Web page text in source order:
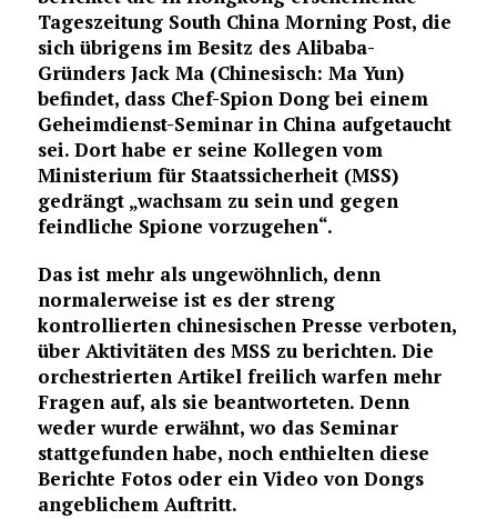
Tageszeitung South China Morning Post, die
sich übrigens im Besitz des Alibaba-
Gründers Jack Ma (Chinesisch: Ma Yun)
befindet, dass Chef-Spion Dong bei einem
Geheimdienst-Seminar in China aufgetaucht
sei. Dort habe er seine Kollegen vom
Ministerium für Staatssicherheit (MSS)
gedrängt „wachsam zu sein und gegen
feindliche Spione vorzugehen“.
Das ist mehr als ungewöhnlich, denn
normalerweise ist es der streng
kontrollierten chinesischen Presse verboten,
über Aktivitäten des MSS zu berichten. Die
orchestrierten Artikel freilich warfen mehr
Fragen auf, als sie beantworteten. Denn
weder wurde erwähnt, wo das Seminar
stattgefunden habe, noch enthielten diese
Berichte Fotos oder ein Video von Dongs
angeblichem Auftritt.